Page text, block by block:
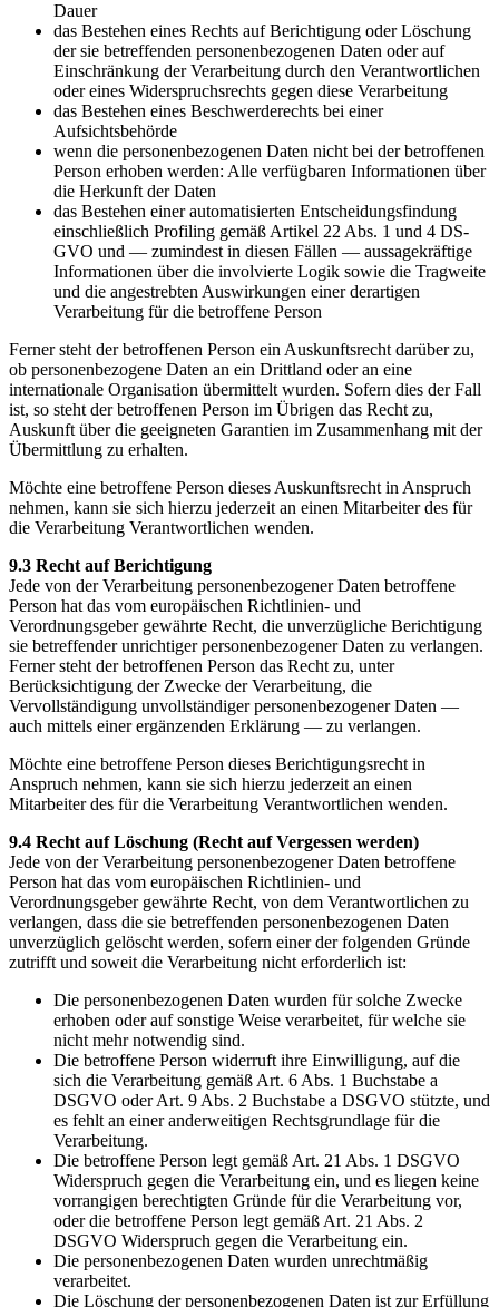
Dauer
das Bestehen eines Rechts auf Berichtigung oder Löschung
der sie betreffenden personenbezogenen Daten oder auf
Einschränkung der Verarbeitung durch den Verantwortlichen
oder eines Widerspruchsrechts gegen diese Verarbeitung
das Bestehen eines Beschwerderechts bei einer
Aufsichtsbehörde
wenn die personenbezogenen Daten nicht bei der betroffenen
Person erhoben werden: Alle verfügbaren Informationen über
die Herkunft der Daten
das Bestehen einer automatisierten Entscheidungsfindung
einschließlich Profiling gemäß Artikel 22 Abs. 1 und 4 DS-
GVO und — zumindest in diesen Fällen — aussagekräftige
Informationen über die involvierte Logik sowie die Tragweite
und die angestrebten Auswirkungen einer derartigen
Verarbeitung für die betroffene Person
Ferner steht der betroffenen Person ein Auskunftsrecht darüber zu,
ob personenbezogene Daten an ein Drittland oder an eine
internationale Organisation übermittelt wurden. Sofern dies der Fall
ist, so steht der betroffenen Person im Übrigen das Recht zu,
Auskunft über die geeigneten Garantien im Zusammenhang mit der
Übermittlung zu erhalten.
Möchte eine betroffene Person dieses Auskunftsrecht in Anspruch
nehmen, kann sie sich hierzu jederzeit an einen Mitarbeiter des für
die Verarbeitung Verantwortlichen wenden.
9.3 Recht auf Berichtigung
Jede von der Verarbeitung personenbezogener Daten betroffene
Person hat das vom europäischen Richtlinien- und
Verordnungsgeber gewährte Recht, die unverzügliche Berichtigung
sie betreffender unrichtiger personenbezogener Daten zu verlangen.
Ferner steht der betroffenen Person das Recht zu, unter
Berücksichtigung der Zwecke der Verarbeitung, die
Vervollständigung unvollständiger personenbezogener Daten —
auch mittels einer ergänzenden Erklärung — zu verlangen.
Möchte eine betroffene Person dieses Berichtigungsrecht in
Anspruch nehmen, kann sie sich hierzu jederzeit an einen
Mitarbeiter des für die Verarbeitung Verantwortlichen wenden.
9.4 Recht auf Löschung (Recht auf Vergessen werden)
Jede von der Verarbeitung personenbezogener Daten betroffene
Person hat das vom europäischen Richtlinien- und
Verordnungsgeber gewährte Recht, von dem Verantwortlichen zu
verlangen, dass die sie betreffenden personenbezogenen Daten
unverzüglich gelöscht werden, sofern einer der folgenden Gründe
zutrifft und soweit die Verarbeitung nicht erforderlich ist:
Die personenbezogenen Daten wurden für solche Zwecke
erhoben oder auf sonstige Weise verarbeitet, für welche sie
nicht mehr notwendig sind.
Die betroffene Person widerruft ihre Einwilligung, auf die
sich die Verarbeitung gemäß Art. 6 Abs. 1 Buchstabe a
DSGVO oder Art. 9 Abs. 2 Buchstabe a DSGVO stützte, und
es fehlt an einer anderweitigen Rechtsgrundlage für die
Verarbeitung.
Die betroffene Person legt gemäß Art. 21 Abs. 1 DSGVO
Widerspruch gegen die Verarbeitung ein, und es liegen keine
vorrangigen berechtigten Gründe für die Verarbeitung vor,
oder die betroffene Person legt gemäß Art. 21 Abs. 2
DSGVO Widerspruch gegen die Verarbeitung ein.
Die personenbezogenen Daten wurden unrechtmäßig
verarbeitet.
Die Löschung der personenbezogenen Daten ist zur Erfüllung